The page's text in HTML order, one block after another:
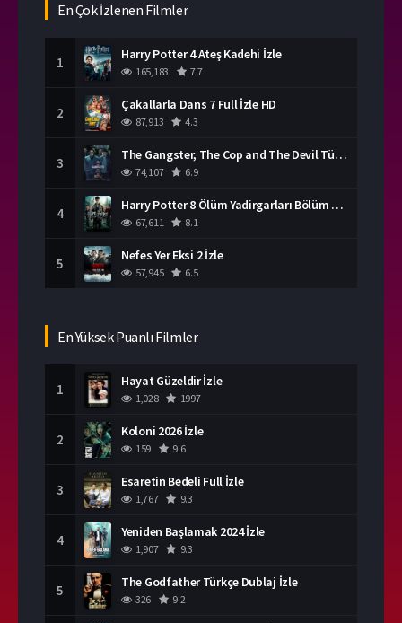
En Çok İzlenen Filmler
1 Harry Potter 4 Ateş Kadehi İzle
165,183 7.7
2 Çakallarla Dans 7 Full İzle HD
87,913 4.3
3 The Gangster, The Cop and The Devil Türkçe Dublaj İzle
74,107 6.9
4 Harry Potter 8 Ölüm Yadirgarları Bölüm 2 İzle
67,611 8.1
5 Nefes Yer Eksi 2 İzle
57,945 6.5
En Yüksek Puanlı Filmler
1 Hayat Güzeldir İzle
1,028 1997
2 Koloni 2026 İzle
159 9.6
3 Esaretin Bedeli Full İzle
1,767 9.3
4 Yeniden Başlamak 2024 İzle
1,907 9.3
5 The Godfather Türkçe Dublaj İzle
326 9.2